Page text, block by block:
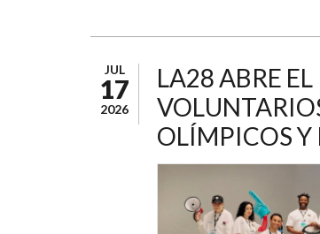
JUL
17
2026
LA28 ABRE
OLÍMPICOS Y